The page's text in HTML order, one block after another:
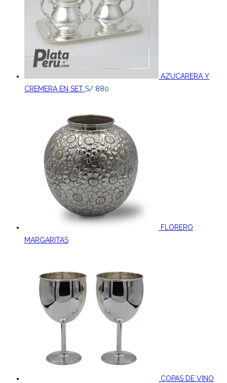
AZUCARERA Y
CREMERA EN SET S/ 880
FLORERO
MARGARITAS
COPAS DE VINO